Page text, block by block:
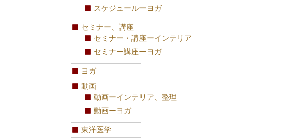
スケジュールーヨガ
セミナー、講座
セミナー・講座ーインテリア
セミナー講座ーヨガ
ヨガ
動画
動画ーインテリア、整理
動画ーヨガ
東洋医学